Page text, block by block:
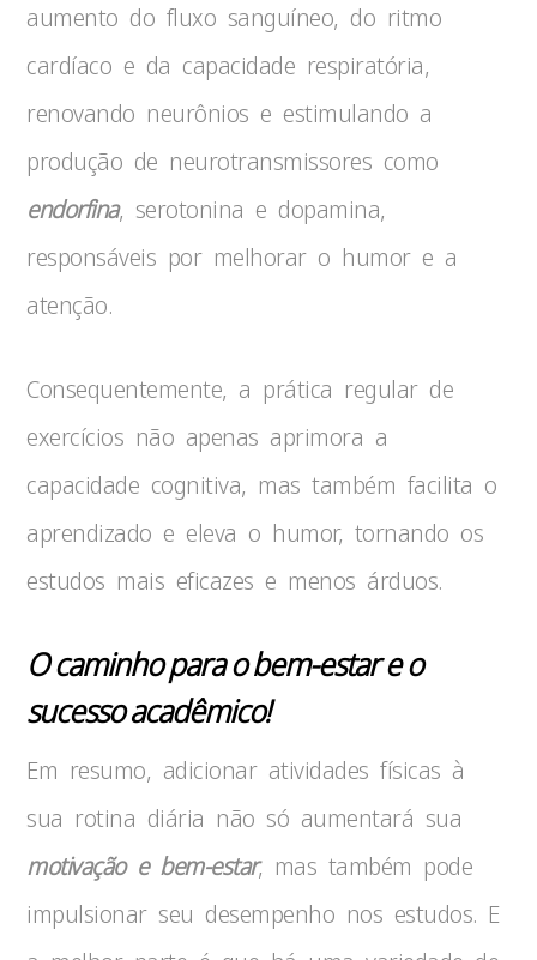
aumento do fluxo sanguíneo, do ritmo
cardíaco e da capacidade respiratória,
renovando neurônios e estimulando a
produção de neurotransmissores como
endorfina, serotonina e dopamina,
responsáveis por melhorar o humor e a
atenção.
Consequentemente, a prática regular de
exercícios não apenas aprimora a
capacidade cognitiva, mas também facilita o
aprendizado e eleva o humor, tornando os
estudos mais eficazes e menos árduos.
O caminho para o bem-estar e o
sucesso acadêmico!
Em resumo, adicionar atividades físicas à
sua rotina diária não só aumentará sua
motivação e bem-estar, mas também pode
impulsionar seu desempenho nos estudos. E